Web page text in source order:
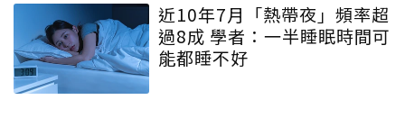
近10年7月「熱帶夜」頻率超
過8成 學者：一半睡眠時間可
能都睡不好